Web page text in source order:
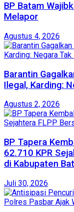
BP Batam
Melapor
Agustus 4, 2026
Barantin
Ilegal, Karding:
Agustus 2, 2026
BP Tapera
62.710 KPR
di Kabupaten
Juli 30, 2026